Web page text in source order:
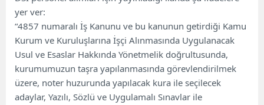
yer ver:
“4857 numaralı İş Kanunu ve bu kanunun getirdiği Kamu
Kurum ve Kuruluşlarına İşçi Alınmasında Uygulanacak
Usul ve Esaslar Hakkında Yönetmelik doğrultusunda,
kurumumuzun taşra yapılanmasında görevlendirilmek
üzere, noter huzurunda yapılacak kura ile seçilecek
adaylar, Yazılı, Sözlü ve Uygulamalı Sınavlar ile